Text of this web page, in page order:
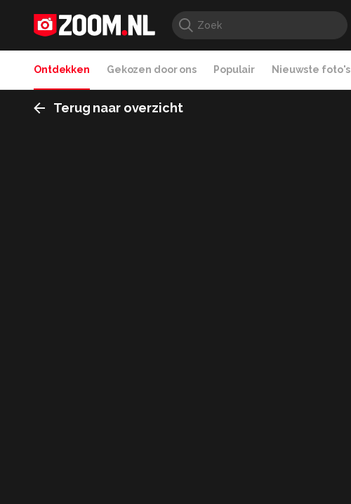
Ontdekken Gekozen door ons Populair Nieuwste foto's
Terug naar overzicht